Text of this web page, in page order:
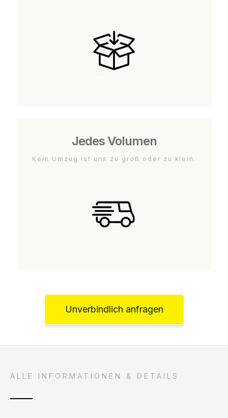
Jedes Volumen
Kein Umzug ist uns zu groß oder zu klein.
Unverbindlich anfragen
ALLE INFORMATIONEN & DETAILS